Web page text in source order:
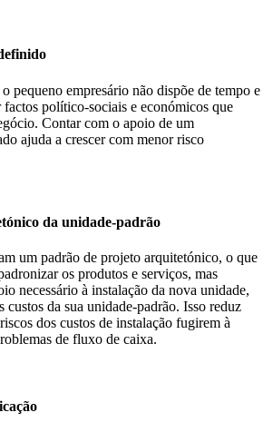
pequeno empresário não dispõe de tempo e
político-sociais e económicos que
Contar com o apoio de um
ajuda a crescer com menor risco
da unidade-padrão
um padrão de projeto arquitetónico, o que
os produtos e serviços, mas
necessário à instalação da nova unidade,
custos da sua unidade-padrão. Isso reduz
dos custos de instalação fugirem à
de fluxo de caixa.